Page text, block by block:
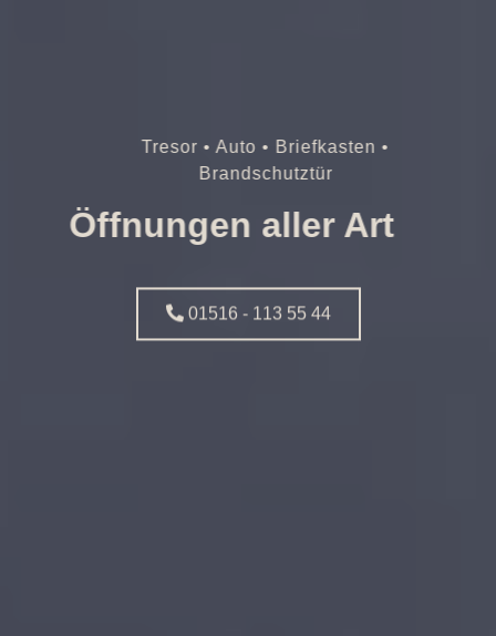
Tresor • Auto • Briefkasten •
Brandschutztür
Öffnungen aller Art
01516 - 113 55 44